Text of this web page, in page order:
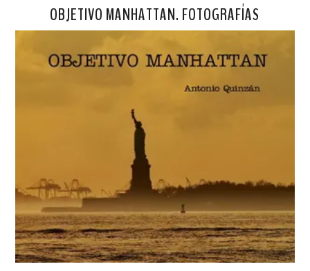
OBJETIVO MANHATTAN. FOTOGRAFÍAS